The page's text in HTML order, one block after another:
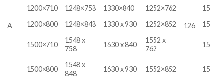
A 126
1200×710 1248×758 1330×840 1252×762
15
1200×800
1248×848 1330 x 930 1252×852 15
1500×710
1548 x
758
1630 x 840
1552 x
762
15
1500×800
1548 x
848
1630 x 930 1552×852 15